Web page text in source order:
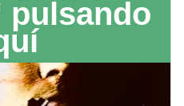
pulsando